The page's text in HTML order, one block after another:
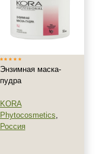
Энзимная маска-
пудра
KORA
Phytocosmetics,
Россия